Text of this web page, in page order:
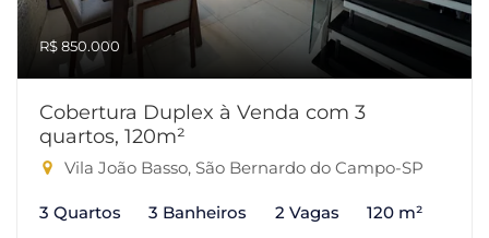
R$ 850.000
Cobertura Duplex à Venda com 3
quartos, 120m²
Vila João Basso, São Bernardo do Campo-SP
3 Quartos 3 Banheiros 2 Vagas 120 m²